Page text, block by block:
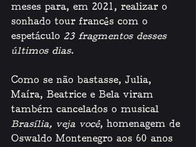
meses para, em 2021, realizar o
sonhado tour francês com o
espetáculo 23 fragmentos desses
últimos dias.
Como se não bastasse, Julia,
Maíra, Beatrice e Bela viram
também cancelados o musical
Brasília, veja você, homenagem de
Oswaldo Montenegro aos 60 anos